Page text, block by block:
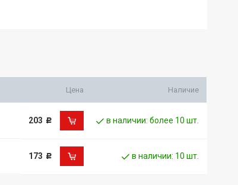
Цена Наличие
203 Р в наличии: более 10 шт.
173 Р в наличии: 10 шт.